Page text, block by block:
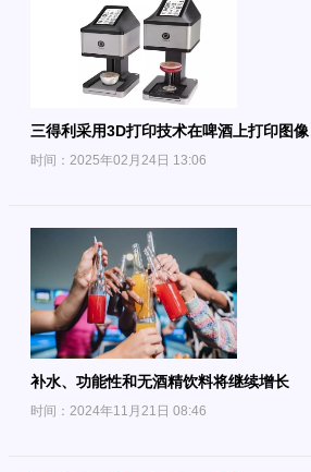
三得利采用3D打印技术在啤酒上打印图像
时间：2025年02月24日 13:06
补水、功能性和无酒精饮料将继续增长
时间：2024年11月21日 08:46